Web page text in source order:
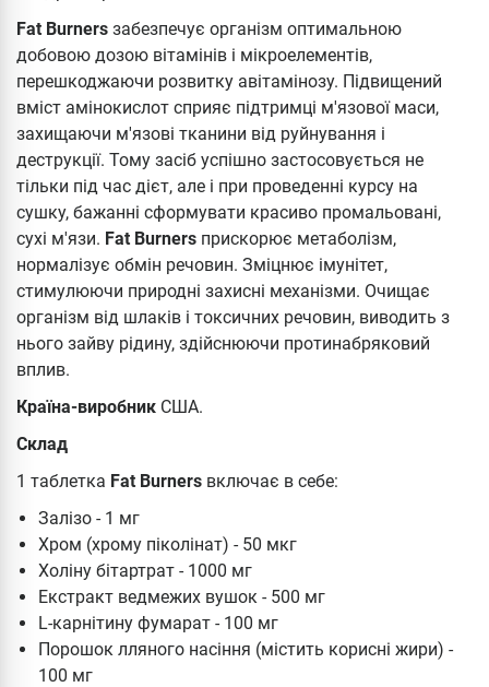
Fat Burners забезпечує організм оптимальною
добовою дозою вітамінів і мікроелементів,
перешкоджаючи розвитку авітамінозу. Підвищений
вміст амінокислот сприяє підтримці м'язової маси,
захищаючи м'язові тканини від руйнування і
деструкції. Тому засіб успішно застосовується не
тільки під час дієт, але і при проведенні курсу на
сушку, бажанні сформувати красиво промальовані,
сухі м'язи. Fat Burners прискорює метаболізм,
нормалізує обмін речовин. Зміцнює імунітет,
стимулюючи природні захисні механізми. Очищає
організм від шлаків і токсичних речовин, виводить з
нього зайву рідину, здійснюючи протинабряковий
вплив.
Країна-виробник США.
Склад
1 таблетка Fat Burners включає в себе:
Залізо - 1 мг
Хром (хрому піколінат) - 50 мкг
Холіну бітартрат - 1000 мг
Екстракт ведмежих вушок - 500 мг
L-карнітину фумарат - 100 мг
Порошок лляного насіння (містить корисні жири) -
100 мг